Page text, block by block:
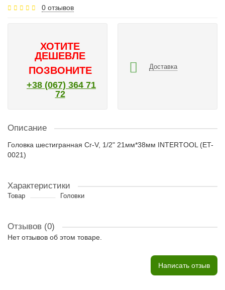
0 отзывов
ХОТИТЕ
ДЕШЕВЛЕ
ПОЗВОНИТЕ
+38 (067) 364 71
72
Доставка
Описание
Головка шестигранная Cr-V, 1/2" 21мм*38мм INTERTOOL (ET-
0021)
Характеристики
Товар Головки
Отзывов (0)
Нет отзывов об этом товаре.
Написать отзыв